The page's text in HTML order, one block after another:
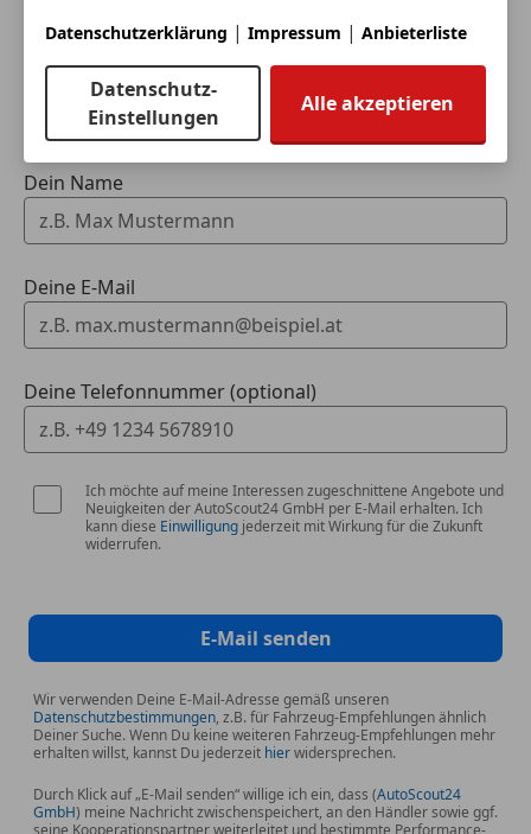
Sportpaket
Sportsitze
Sprachsteuerung
Ich möchte mein Auto in Zahlung geben
Fahrzeugdaten hinzufügen
Dein Name
Deine E-Mail
Deine Telefonnummer (optional)
Ich möchte auf meine Interessen zugeschnittene Angebote und
Neuigkeiten der AutoScout24 GmbH per E-Mail erhalten. Ich
kann diese Einwilligung jederzeit mit Wirkung für die Zukunft
widerrufen.
E-Mail senden
Wir verwenden Deine E-Mail-Adresse gemäß unseren
Datenschutzbestimmungen, z.B. für Fahrzeug-Empfehlungen ähnlich
Deiner Suche. Wenn Du keine weiteren Fahrzeug-Empfehlungen mehr
erhalten willst, kannst Du jederzeit hierwidersprechen.
Durch Klick auf „E-Mail senden“ willige ich ein, dass (AutoScout24
GmbH) meine Nachricht zwischenspeichert, an den Händler sowie ggf.
seine Kooperationspartner weiterleitet und bestimmte Performance-
Datenschutzerklärung | Impressum | Anbieterliste
Datenschutz-
Einstellungen
Alle akzeptieren